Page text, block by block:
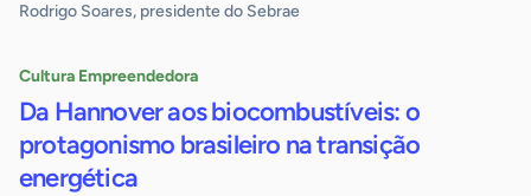
Rodrigo Soares, presidente do Sebrae
Cultura Empreendedora
Da Hannover aos biocombustíveis: o
protagonismo brasileiro na transição
energética